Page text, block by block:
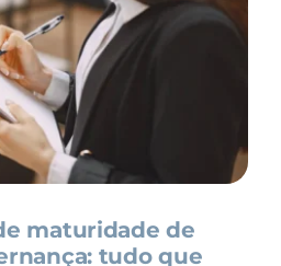
maturidade de
tudo que